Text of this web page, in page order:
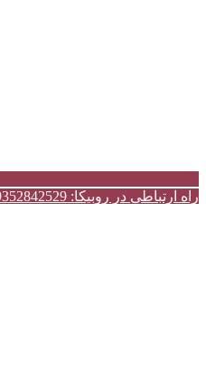
راه ارتباطی در روبیکا: 09352842529